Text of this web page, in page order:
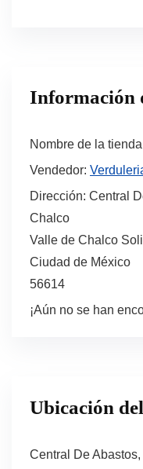
Información
Nombre de la
Vendedor:
Dirección: Central
Chalco
Valle de Chalco
Ciudad de México
56614
¡Aún no se han
Ubicación
Central De